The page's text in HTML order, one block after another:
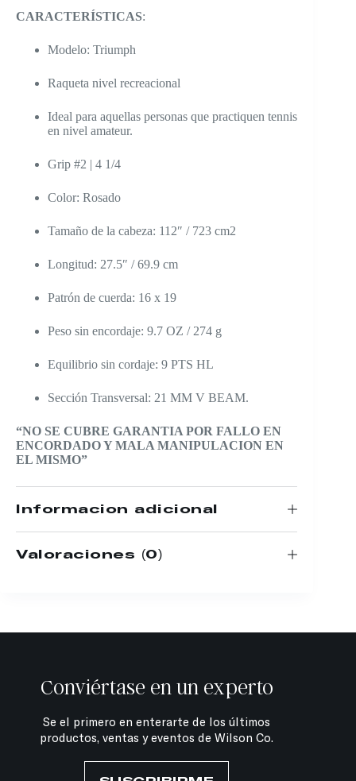
CARACTERÍSTICAS:
Modelo: Triumph
Raqueta nivel recreacional
Ideal para aquellas personas que practiquen tennis
en nivel amateur.
Grip #2 | 4 1/4
Color: Rosado
Tamaño de la cabeza: 112″ / 723 cm2
Longitud: 27.5″ / 69.9 cm
Patrón de cuerda: 16 x 19
Peso sin encordaje: 9.7 OZ / 274 g
Equilibrio sin cordaje: 9 PTS HL
Sección Transversal: 21 MM V BEAM.
“NO SE CUBRE GARANTIA POR FALLO EN
ENCORDADO Y MALA MANIPULACION EN
EL MISMO”
Información adicional
Valoraciones (0)
Conviértase en un experto
Se el primero en enterarte de los últimos
productos, ventas y eventos de Wilson Co.